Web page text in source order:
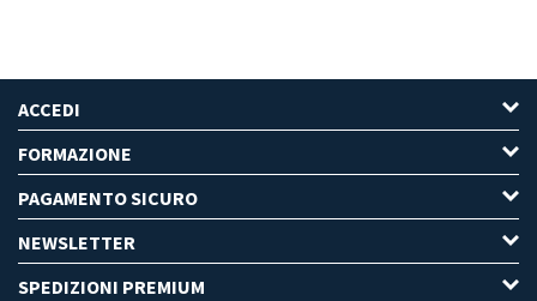
ACCEDI
FORMAZIONE
PAGAMENTO SICURO
NEWSLETTER
SPEDIZIONI PREMIUM